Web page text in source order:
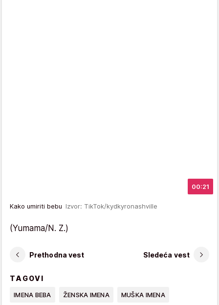
00:21
Kako umiriti bebu Izvor: TikTok/kydkyronashville
(Yumama/N. Z.)
Prethodna vest Sledeća vest
TAGOVI
IMENA BEBA ŽENSKA IMENA MUŠKA IMENA